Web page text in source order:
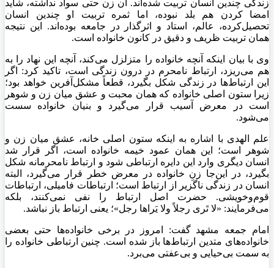
زندگی چندین انسان تربیت شده‌اند. آن زن حتی سواد نداشته، شاید
امضا کردن هم بلد نبوده، اما ثمره تربیت او چندین انسان
تحصیل‌کرده، عالم، استاد و اثرگذار در جامعه بوده‌اند. این نتیجه
همان تربیت ظریف و دقیق در کانون خانواده است.
وی با بیان اینکه آنچه خانواده را متزلزل می‌کند، آنچه این نهاد را به
هم می‌ریزد، ارتباط نامحرم در درون زندگی است، تاکید کرد: اگر
این ارتباط‌ها در زندگی شکل بگیرد، قطعاً مشکل‌آفرین خواهد بود؛
زیرا ستون اصلی خانواده که همان محبت و عشق میان زن و شوهر
است در معرض آسیب قرار می‌گیرد و بنیان خانواده سست
می‌شود.
علم الهدی با اشاره به اینکه ستون اصلی خانه، عشق میان زن و
شوهر است؛ این همان عمود خیمه خانواده است، اگر قرار شد
انسان دیگری وارد این دایره ارتباطی شود و ارتباط نامحرمانه شکل
بگیرد، در این‌جا زنِ خانواده در معرض خطر قرار می‌گیرد، البته
انسان در زندگی ناگزیر از ارتباط است؛ ارتباطات فامیلی، ارتباطات
قوم‌وخویشی. حضرت اصل ارتباط را نفی نمی‌کنند، بلکه
می‌فرمایند: «لا تَری رجلاً ولا یَراها رجل»؛ یعنی ارتباط باز نباشد.
امام جمعه مشهد گفت: امروز در برخی خانواده‌ها حتی بعضی
خانواده‌های متدین ارتباط‌ها باز شده است. چنین ارتباطی خانواده را
به سمت بی‌حیایی و بی‌عفتی می‌برد.